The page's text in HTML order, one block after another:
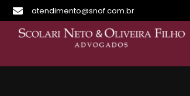
atendimento@snof.com.br